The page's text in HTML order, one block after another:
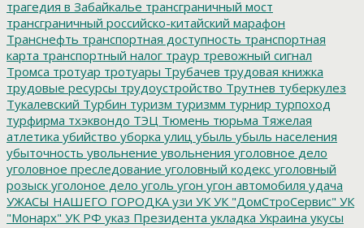
трагедия в Забайкалье трансграничный мост
трансграничный российско-китайский марафон
Транснефть транспортная доступность транспортная
карта транспортный налог траур тревожный сигнал
Тромса тротуар тротуары Трубачев трудовая книжка
трудовые ресурсы трудоустройство Трутнев туберкулез
Тукалевский Турбин туризм туризмм турнир турпоход
турфирма тхэквондо ТЭЦ Тюмень тюрьма Тяжелая
атлетика убийство уборка улиц убыль убыль населения
убыточность увольнение увольнения уголовное дело
уголовное преследование уголовный кодекс уголовный
розыск уголоное дело уголь угон угон автомобиля удача
УЖАСЫ НАШЕГО ГОРОДКА узи УК УК "ДомСтроСервис" УК
"Монарх" УК РФ указ Президента укладка Украина укусы